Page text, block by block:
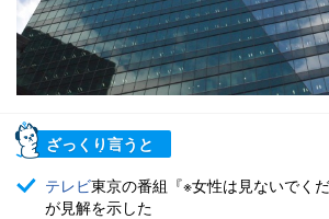
ざっくり言うと
テレビ東京の番組『※女性は見ないでく
が見解を示した